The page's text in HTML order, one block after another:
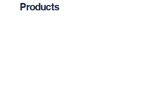
Products